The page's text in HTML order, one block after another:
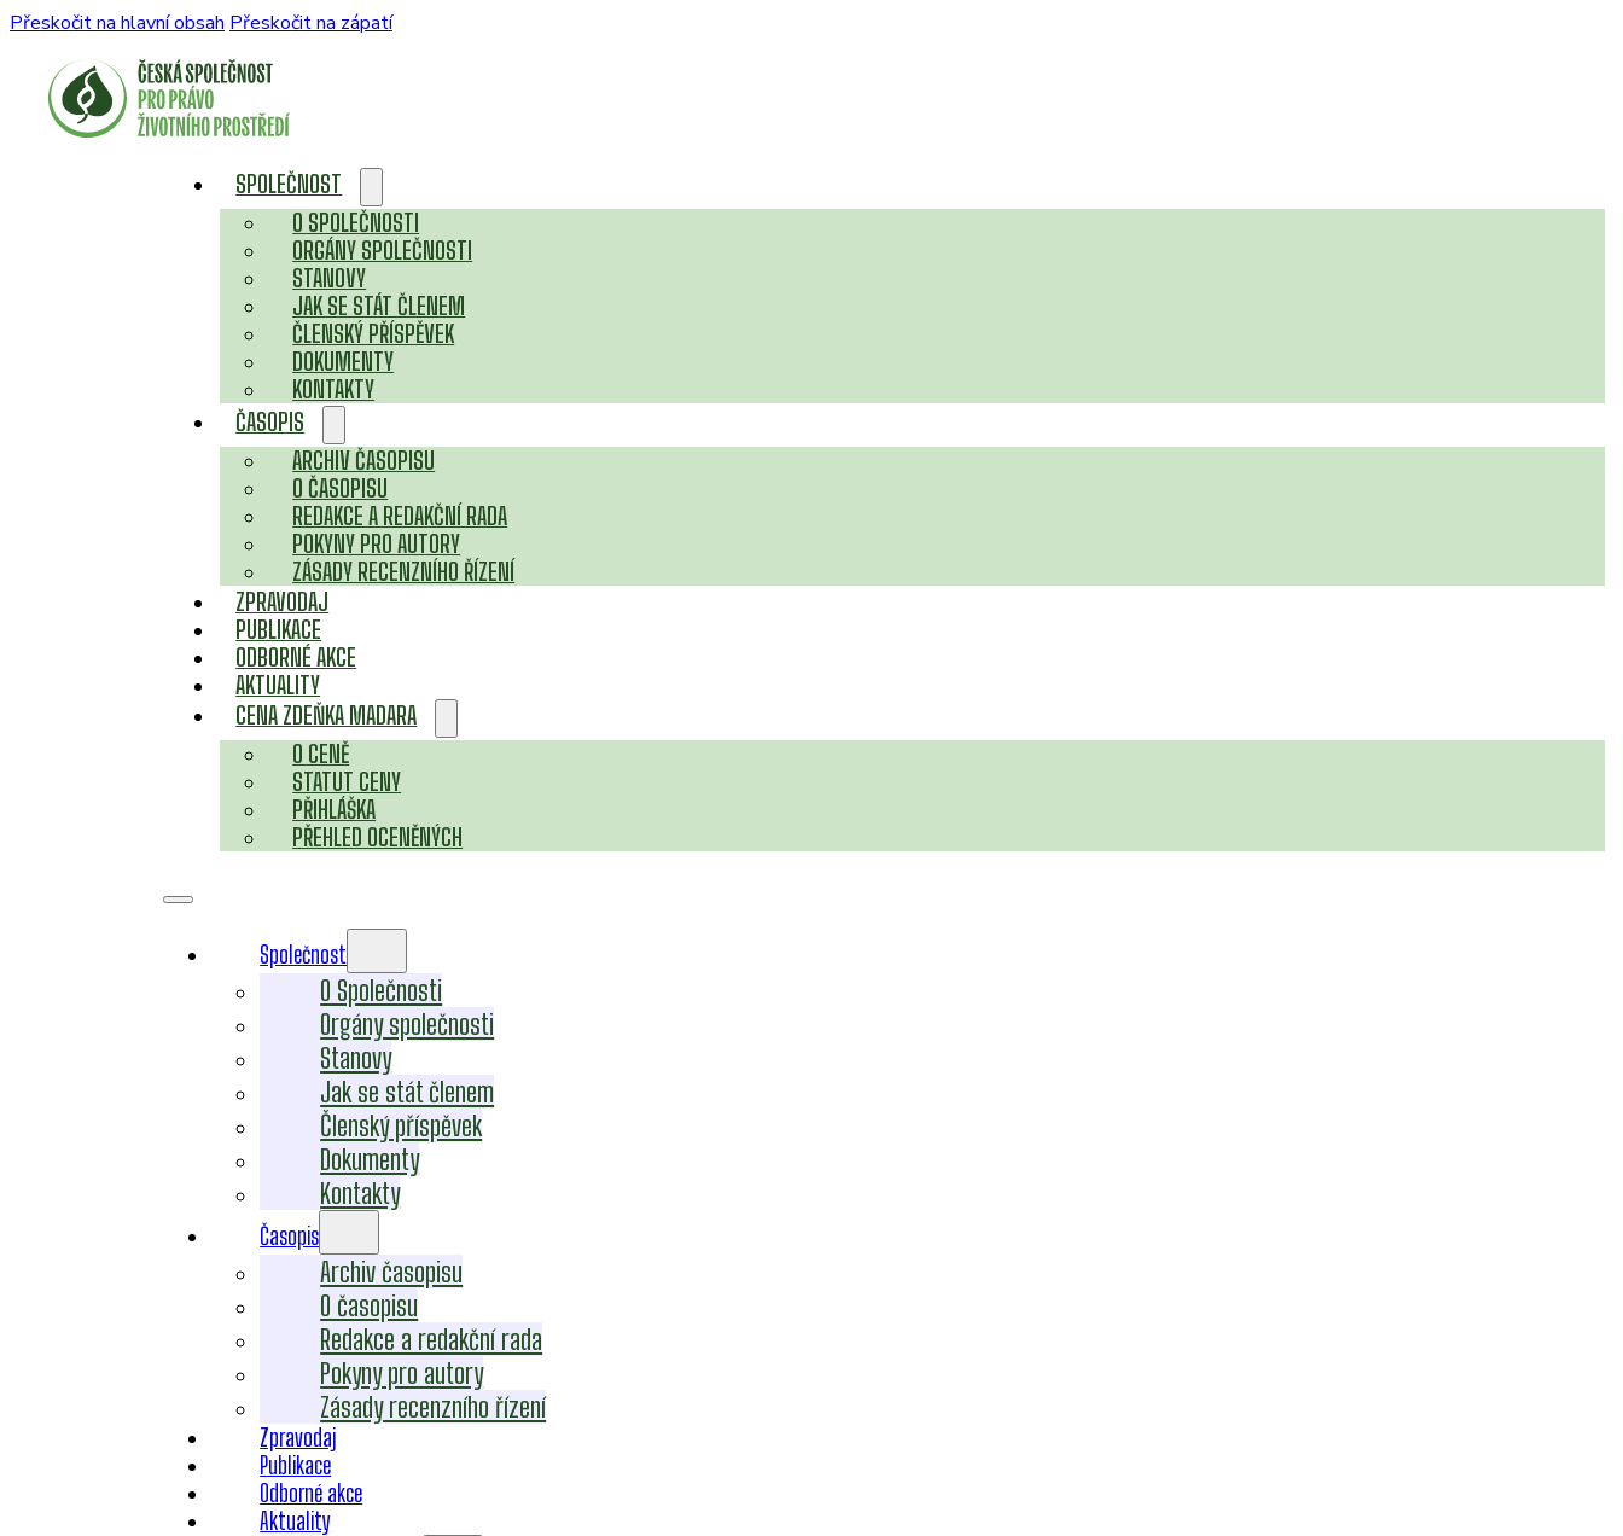
Přeskočit na hlavní obsah Přeskočit na zápatí
SPOLEČNOST
O SPOLEČNOSTI
ORGÁNY SPOLEČNOSTI
STANOVY
JAK SE STÁT ČLENEM
ČLENSKÝ PŘÍSPĚVEK
DOKUMENTY
KONTAKTY
ČASOPIS
ARCHIV ČASOPISU
O ČASOPISU
REDAKCE A REDAKČNÍ RADA
POKYNY PRO AUTORY
ZÁSADY RECENZNÍHO ŘÍZENÍ
ZPRAVODAJ
PUBLIKACE
ODBORNÉ AKCE
AKTUALITY
CENA ZDEŇKA MADARA
O CENĚ
STATUT CENY
PŘIHLÁŠKA
PŘEHLED OCENĚNÝCH
Společnost
O Společnosti
Orgány společnosti
Stanovy
Jak se stát členem
Členský příspěvek
Dokumenty
Kontakty
Časopis
Archiv časopisu
O časopisu
Redakce a redakční rada
Pokyny pro autory
Zásady recenzního řízení
Zpravodaj
Publikace
Odborné akce
Aktuality